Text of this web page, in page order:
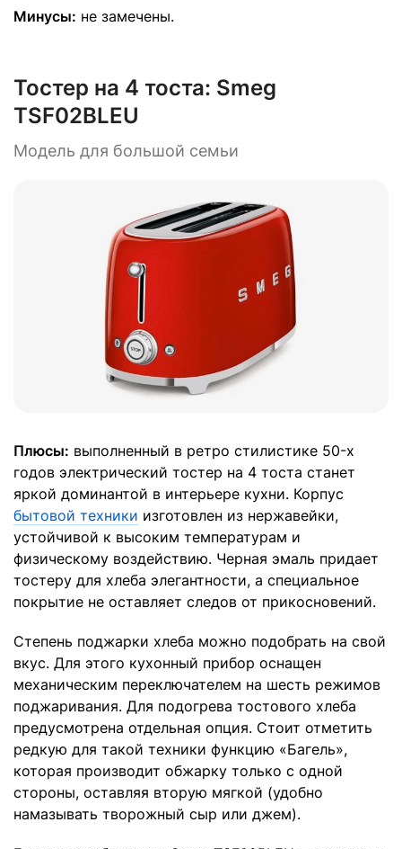
Минусы: не замечены.
Тостер на 4 тоста: Smeg
TSF02BLEU
Модель для большой семьи
Плюсы: выполненный в ретро стилистике 50-х
годов электрический тостер на 4 тоста станет
яркой доминантой в интерьере кухни. Корпус
бытовой техники изготовлен из нержавейки,
устойчивой к высоким температурам и
физическому воздействию. Черная эмаль придает
тостеру для хлеба элегантности, а специальное
покрытие не оставляет следов от прикосновений.
Степень поджарки хлеба можно подобрать на свой
вкус. Для этого кухонный прибор оснащен
механическим переключателем на шесть режимов
поджаривания. Для подогрева тостового хлеба
предусмотрена отдельная опция. Стоит отметить
редкую для такой техники функцию «Багель»,
которая производит обжарку только с одной
стороны, оставляя вторую мягкой (удобно
намазывать творожный сыр или джем).